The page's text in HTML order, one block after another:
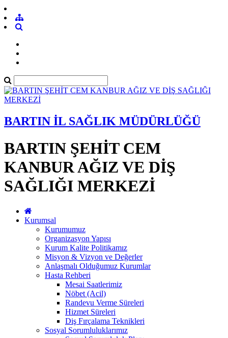
BARTIN İL SAĞLIK MÜDÜRLÜĞÜ
BARTIN ŞEHİT CEM
KANBUR AĞIZ VE DİŞ
SAĞLIĞI MERKEZİ
Kurumsal
Kurumumuz
Organizasyon Yapısı
Kurum Kalite Politikamız
Misyon & Vizyon ve Değerler
Anlaşmalı Olduğumuz Kurumlar
Hasta Rehberi
Mesai Saatlerimiz
Nöbet (Acil)
Randevu Verme Süreleri
Hizmet Süreleri
Diş Fırçalama Teknikleri
Sosyal Sorumluluklarımız